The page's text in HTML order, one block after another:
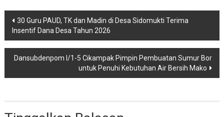
Navigasi
pos
30 Guru PAUD, TK dan Madin di Desa Sidomukti Terima
Insentif Dana Desa Tahun 2026
Dansubdenpom I/1-5 Cikampak Pimpin Pembuatan Sumur Bor
untuk Penuhi Kebutuhan Air Bersih Mako